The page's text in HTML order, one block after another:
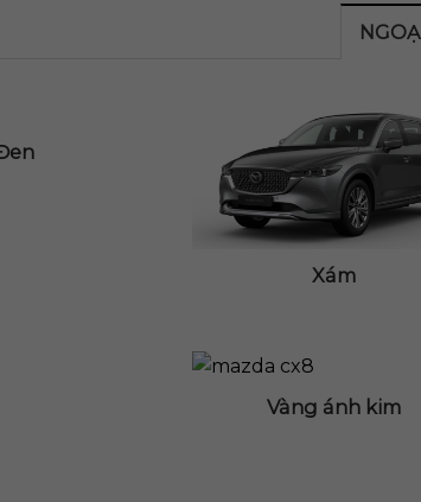
Xám
Vàng ánh kim